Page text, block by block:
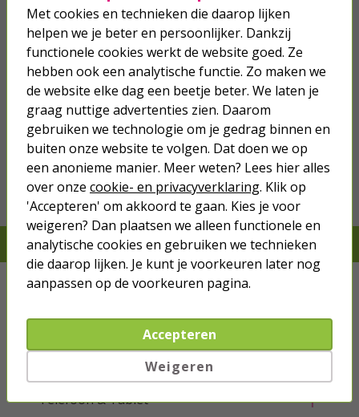
we hebben het wel
Bestel mee
Je verwacht het niet, we hebben het wel
Kabels
Netwerk
Telefoon & Tablet
Met cookies en technieken die daarop lijken
helpen we je beter en persoonlijker. Dankzij
functionele cookies werkt de website goed. Ze
hebben ook een analytische functie. Zo maken we
de website elke dag een beetje beter. We laten je
graag nuttige advertenties zien. Daarom
gebruiken we technologie om je gedrag binnen en
buiten onze website te volgen. Dat doen we op
een anonieme manier. Meer weten? Lees hier alles
over onze cookie- en privacyverklaring. Klik op
'Accepteren' om akkoord te gaan. Kies je voor
weigeren? Dan plaatsen we alleen functionele en
analytische cookies en gebruiken we technieken
die daarop lijken. Je kunt je voorkeuren later nog
aanpassen op de voorkeuren pagina.
Accepteren
Weigeren